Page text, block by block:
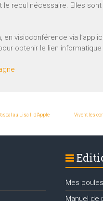
le recul nécessaire. Elles
en visioconférence via
obtenir le lien
au Lisa II d’Apple Vivent les
Mes
Manuel de